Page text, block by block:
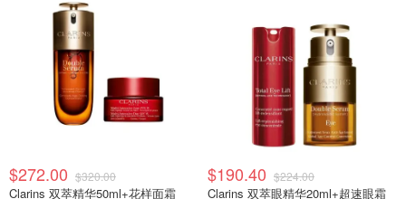
$272.00 $320.00
Clarins 双萃精华50ml+花样面霜
$190.40 $224.00
Clarins 双萃眼精华20ml+超速眼霜